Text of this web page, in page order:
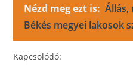
Nézd meg ezt is: Állás,
Békés megyei lakosok
Kapcsolódó: